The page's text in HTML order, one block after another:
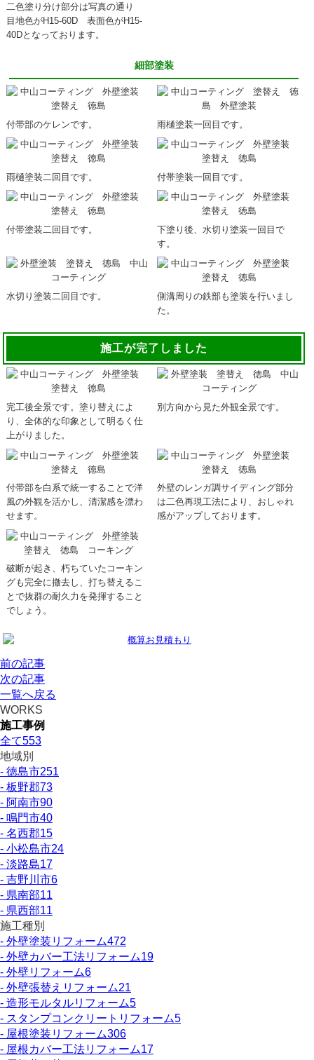
二色塗り分け部分は写真の通り
目地色がH15-60D 表面色がH15-
40Dとなっております。
細部塗装
付帯部のケレンです。 雨樋塗装一回目です。
雨樋塗装二回目です。 付帯塗装一回目です。
付帯塗装二回目です。
下塗り後、水切り塗装一回目で
す。
水切り塗装二回目です。
側溝周りの鉄部も塗装を行いまし
た。
施工が完了しました
完工後全景です。塗り替えによ
り、全体的な印象として明るく仕
上がりました。
別方向から見た外観全景です。
付帯部を白系で統一することで洋
風の外観を活かし、清潔感を漂わ
せます。
外壁のレンガ調サイディング部分
は二色再現工法により、おしゃれ
感がアップしております。
破断が起き、朽ちていたコーキン
グも完全に撤去し、打ち替えるこ
とで抜群の耐久力を発揮すること
でしょう。
前の記事
次の記事
一覧へ戻る
WORKS
施工事例
全て553
地域別
- 徳島市251
- 板野郡73
- 阿南市90
- 鳴門市40
- 名西郡15
- 小松島市24
- 淡路島17
- 吉野川市6
- 県南部11
- 県西部11
施工種別
- 外壁塗装リフォーム472
- 外壁カバー工法リフォーム19
- 外壁リフォーム6
- 外壁張替えリフォーム21
- 造形モルタルリフォーム5
- スタンプコンクリートリフォーム5
- 屋根塗装リフォーム306
- 屋根カバー工法リフォーム17